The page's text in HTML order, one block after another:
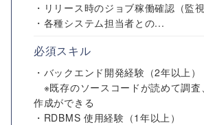
・リリース時のジョブ稼働確認（監視
・各種システム担当者との...
必須スキル
・バックエンド開発経験（2年以上）
※既存のソースコードが読めて調査
作成ができる
・RDBMS 使用経験（1年以上）